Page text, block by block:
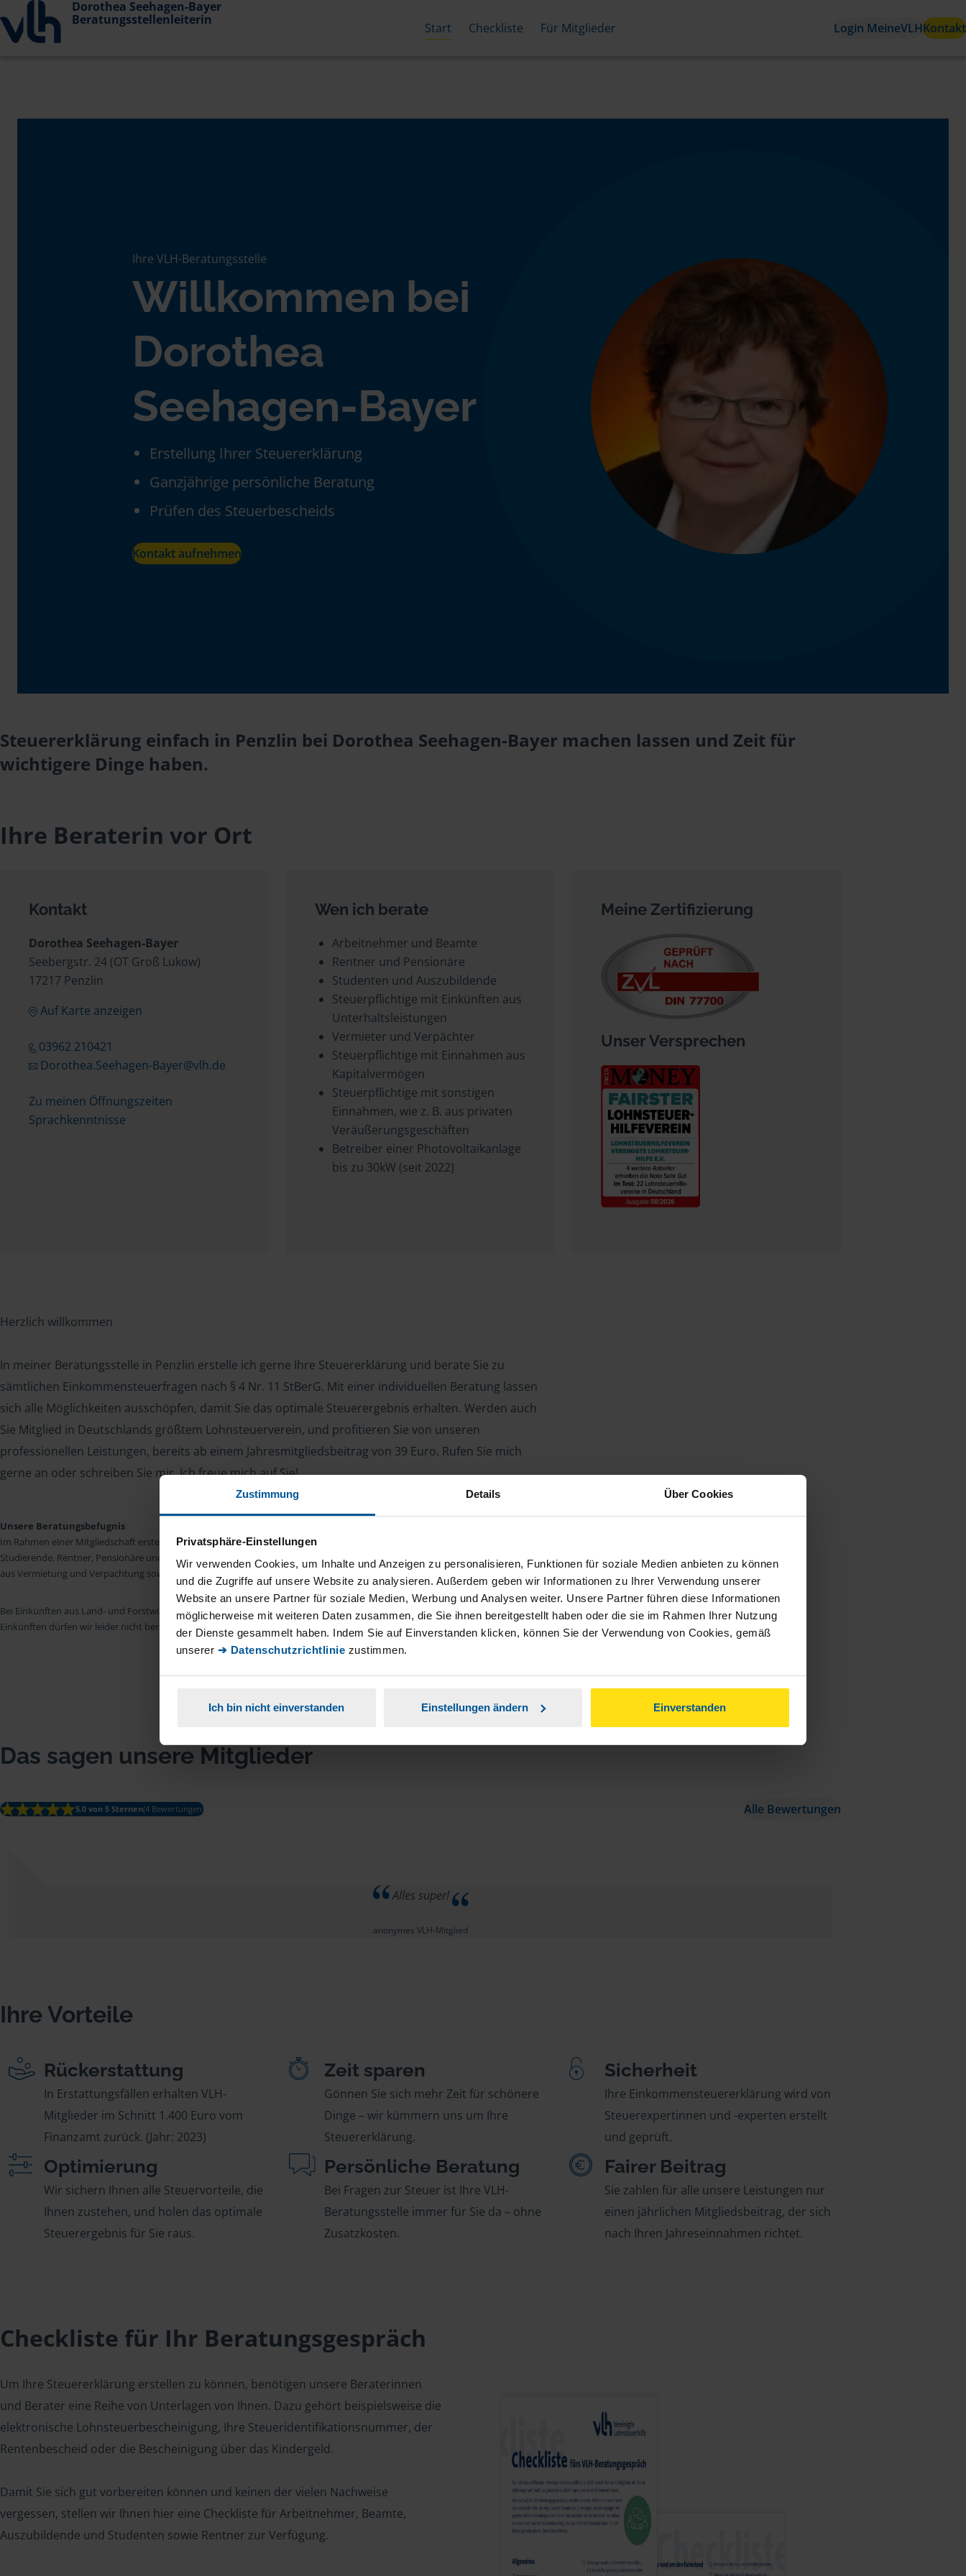
Zustimmung Details Über Cookies
Privatsphäre-Einstellungen
Wir verwenden Cookies, um Inhalte und Anzeigen zu personalisieren, Funktionen für soziale Medien anbieten zu können
und die Zugriffe auf unsere Website zu analysieren. Außerdem geben wir Informationen zu Ihrer Verwendung unserer
Website an unsere Partner für soziale Medien, Werbung und Analysen weiter. Unsere Partner führen diese Informationen
möglicherweise mit weiteren Daten zusammen, die Sie ihnen bereitgestellt haben oder die sie im Rahmen Ihrer Nutzung
der Dienste gesammelt haben. Indem Sie auf Einverstanden klicken, können Sie der Verwendung von Cookies, gemäß
unserer ➔ Datenschutzrichtlinie zustimmen.
Ich bin nicht einverstanden Einstellungen ändern Einverstanden
Dorothea Seehagen-Bayer
Beratungsstellenleiterin
Start Checkliste Für Mitglieder Login MeineVLHKontakt
Ihre VLH-Beratungsstelle
Willkommen bei
Dorothea
Seehagen-Bayer
Erstellung Ihrer Steuererklärung
Ganzjährige persönliche Beratung
Prüfen des Steuerbescheids
Kontakt aufnehmen
Steuererklärung einfach in Penzlin bei Dorothea Seehagen-Bayer machen lassen und Zeit für
wichtigere Dinge haben.
Ihre Beraterin vor Ort
Kontakt
Dorothea Seehagen-Bayer
Seebergstr. 24 (OT Groß Lukow)
17217 Penzlin
Auf Karte anzeigen
03962 210421
Dorothea.Seehagen-Bayer@vlh.de
Zu meinen Öffnungszeiten
Sprachkenntnisse
Wen ich berate
Arbeitnehmer und Beamte
Rentner und Pensionäre
Studenten und Auszubildende
Steuerpflichtige mit Einkünften aus
Unterhaltsleistungen
Vermieter und Verpächter
Steuerpflichtige mit Einnahmen aus
Kapitalvermögen
Steuerpflichtige mit sonstigen
Einnahmen, wie z. B. aus privaten
Veräußerungsgeschäften
Betreiber einer Photovoltaikanlage
bis zu 30kW (seit 2022)
Meine Zertifizierung
Unser Versprechen
Herzlich willkommen
In meiner Beratungsstelle in Penzlin erstelle ich gerne Ihre Steuererklärung und berate Sie zu
sämtlichen Einkommensteuerfragen nach § 4 Nr. 11 StBerG. Mit einer individuellen Beratung lassen
sich alle Möglichkeiten ausschöpfen, damit Sie das optimale Steuerergebnis erhalten. Werden auch
Sie Mitglied in Deutschlands größtem Lohnsteuerverein, und profitieren Sie von unseren
professionellen Leistungen, bereits ab einem Jahresmitgliedsbeitrag von 39 Euro. Rufen Sie mich
gerne an oder schreiben Sie mir. Ich freue mich auf Sie!
Unsere Beratungsbefugnis
Im Rahmen einer Mitgliedschaft erstellen wir die Einkommensteuererklärung für Arbeitnehmer, Beamte, Auszubildende,
Studierende, Rentner, Pensionäre und Unterhaltsempfänger nach § 4 Nr. 11 Steuerberatungsgesetz (StBerG). Auch bei Einkünften
aus Vermietung und Verpachtung sowie Kapitalerträgen sind wir in vielen Fällen der geeignete Dienstleister für Sie.
Bei Einkünften aus Land- und Forstwirtschaft, aus Gewerbebetrieb, aus selbstständiger Tätigkeit und umsatzsteuerpflichtigen
Einkünften dürfen wir leider nicht beraten.
Das sagen unsere Mitglieder
5.0 von 5 Sternen(4 Bewertungen) Alle Bewertungen
Alles super!
anonymes VLH-Mitglied
Ihre Vorteile
Rückerstattung
In Erstattungsfällen erhalten VLH-
Mitglieder im Schnitt 1.400 Euro vom
Finanzamt zurück. (Jahr: 2023)
Zeit sparen
Gönnen Sie sich mehr Zeit für schönere
Dinge – wir kümmern uns um Ihre
Steuererklärung.
Sicherheit
Ihre Einkommensteuererklärung wird von
Steuerexpertinnen und -experten erstellt
und geprüft.
Optimierung
Wir sichern Ihnen alle Steuervorteile, die
Ihnen zustehen, und holen das optimale
Steuerergebnis für Sie raus.
Persönliche Beratung
Bei Fragen zur Steuer ist Ihre VLH-
Beratungsstelle immer für Sie da – ohne
Zusatzkosten.
Fairer Beitrag
Sie zahlen für alle unsere Leistungen nur
einen jährlichen Mitgliedsbeitrag, der sich
nach Ihren Jahreseinnahmen richtet.
Checkliste für Ihr Beratungsgespräch
Um Ihre Steuererklärung erstellen zu können, benötigen unsere Beraterinnen
und Berater eine Reihe von Unterlagen von Ihnen. Dazu gehört beispielsweise die
elektronische Lohnsteuerbescheinigung, Ihre Steueridentifikationsnummer, der
Rentenbescheid oder die Bescheinigung über das Kindergeld.
Damit Sie sich gut vorbereiten können und keinen der vielen Nachweise
vergessen, stellen wir Ihnen hier eine Checkliste für Arbeitnehmer, Beamte,
Auszubildende und Studenten sowie Rentner zur Verfügung.